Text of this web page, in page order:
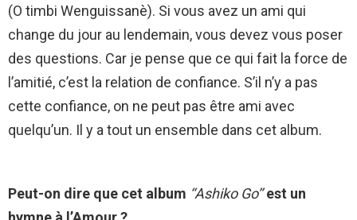
(O timbi Wenguissanè). Si vous avez un ami qui
change du jour au lendemain, vous devez vous poser
des questions. Car je pense que ce qui fait la force de
l’amitié, c’est la relation de confiance. S’il n’y a pas
cette confiance, on ne peut pas être ami avec
quelqu’un. Il y a tout un ensemble dans cet album.
Peut-on dire que cet album ‘‘Ashiko Go’’est un